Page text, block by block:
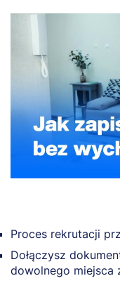
Proces rekrutacji
Dołączysz
dowolnego miejsca